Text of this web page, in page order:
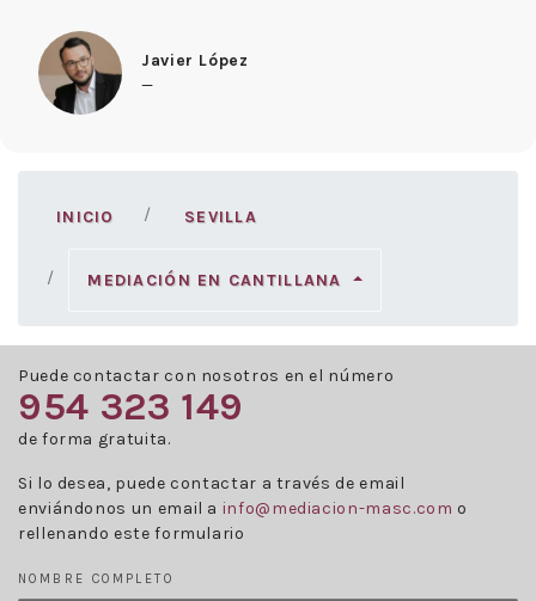
Javier López
—
INICIO SEVILLA
MEDIACIÓN EN CANTILLANA
Puede contactar con nosotros en el número
954 323 149
de forma gratuita.
Si lo desea, puede contactar a través de email
enviándonos un email a info@mediacion-masc.com o
rellenando este formulario
NOMBRE COMPLETO